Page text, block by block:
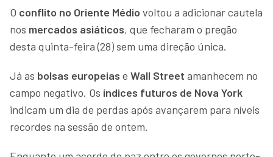
O conflito no Oriente Médio voltou a adicionar cautela
nos mercados asiáticos, que fecharam o pregão
desta quinta-feira (28) sem uma direção única.
Já as bolsas europeias e Wall Street amanhecem no
campo negativo. Os índices futuros de Nova York
indicam um dia de perdas após avançarem para níveis
recordes na sessão de ontem.